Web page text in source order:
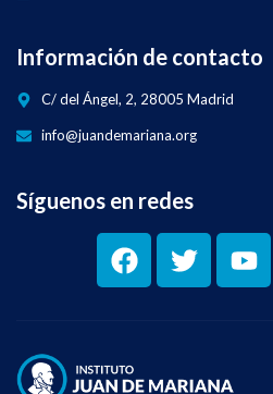
Información de contacto
C/ del Ángel, 2, 28005 Madrid
info@juandemariana.org
Síguenos en redes